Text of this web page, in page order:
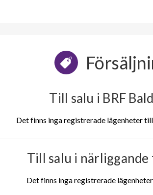
Till salu i BRF
Det finns inga registrerade lägenheter till
Till salu i
Det finns inga registrerade